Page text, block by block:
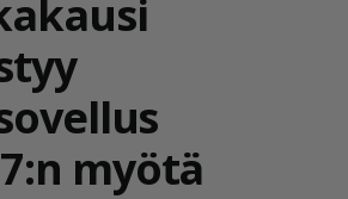
myötä